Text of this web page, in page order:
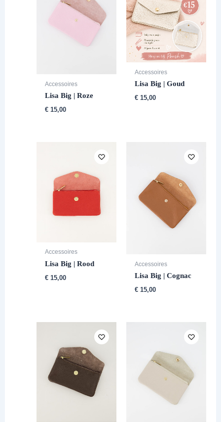
Accessoires
Lisa Big | Roze
€ 15,00
Accessoires
Lisa Big | Goud
€ 15,00
Accessoires
Lisa Big | Rood
€ 15,00
Accessoires
Lisa Big | Cognac
€ 15,00